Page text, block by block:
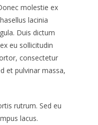
molestie ex
lacinia
Duis dictum
eu sollicitudin
consectetur
et pulvinar massa,
rutrum. Sed eu
lacus.